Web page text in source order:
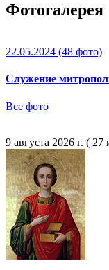
Фотогалерея
22.05.2024 (48 фото)
Служение
Все фото
9 августа 2026 г. ( 27